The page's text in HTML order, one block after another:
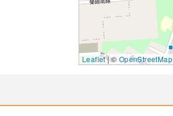
Leaflet| © OpenStreetMap